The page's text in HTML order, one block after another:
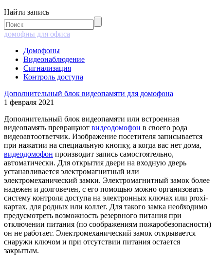
Найти запись
домофны для офиса
Домофоны
Видеонаблюдение
Сигнализация
Контроль доступа
Дополнительный блок видеопамяти для домофона
1 февраля 2021
Дополнительный блок видеопамяти или встроенная
видеопамять превращают видеодомофон в своего рода
видеоавтоответчик. Изображение посетителя записывается
при нажатии на специальную кнопку, а когда вас нет дома,
видеодомофон производит запись самостоятельно,
автоматически. Для открытия двери на входную дверь
устанавливается электромагнитный или
электромеханический замки. Электромагнитный замок более
надежен и долговечен, с его помощью можно организовать
систему контроля доступа на электронных ключах или proxi-
картах, для родных или коллег. Для такого замка необходимо
предусмотреть возможность резервного питания при
отключении питания (по соображениям пожаробезопасности)
он не работает. Электромеханический замок открывается
снаружи ключом и при отсутствии питания остается
закрытым.